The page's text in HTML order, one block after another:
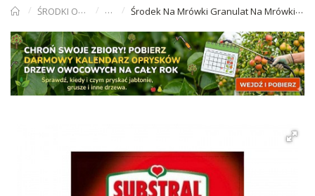
ŚRODKI OWADOBÓJCZE MrówkiŚrodek Na Mrówki Granulat Na Mrówki 120g Substral Długo Działający